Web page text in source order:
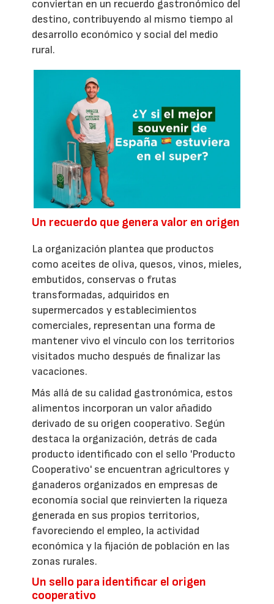
conviertan en un recuerdo gastronómico del
destino, contribuyendo al mismo tiempo al
desarrollo económico y social del medio
rural.
Un recuerdo que genera valor en origen
La organización plantea que productos
como aceites de oliva, quesos, vinos, mieles,
embutidos, conservas o frutas
transformadas, adquiridos en
supermercados y establecimientos
comerciales, representan una forma de
mantener vivo el vínculo con los territorios
visitados mucho después de finalizar las
vacaciones.
Más allá de su calidad gastronómica, estos
alimentos incorporan un valor añadido
derivado de su origen cooperativo. Según
destaca la organización, detrás de cada
producto identificado con el sello 'Producto
Cooperativo' se encuentran agricultores y
ganaderos organizados en empresas de
economía social que reinvierten la riqueza
generada en sus propios territorios,
favoreciendo el empleo, la actividad
económica y la fijación de población en las
zonas rurales.
Un sello para identificar el origen
cooperativo